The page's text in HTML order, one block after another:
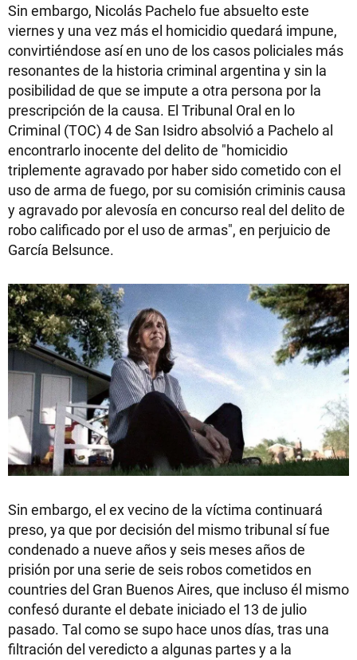
Sin embargo, Nicolás Pachelo fue absuelto este
viernes y una vez más el homicidio quedará impune,
convirtiéndose así en uno de los casos policiales más
resonantes de la historia criminal argentina y sin la
posibilidad de que se impute a otra persona por la
prescripción de la causa. El Tribunal Oral en lo
Criminal (TOC) 4 de San Isidro absolvió a Pachelo al
encontrarlo inocente del delito de "homicidio
triplemente agravado por haber sido cometido con el
uso de arma de fuego, por su comisión criminis causa
y agravado por alevosía en concurso real del delito de
robo calificado por el uso de armas", en perjuicio de
García Belsunce.
Sin embargo, el ex vecino de la víctima continuará
preso, ya que por decisión del mismo tribunal sí fue
condenado a nueve años y seis meses años de
prisión por una serie de seis robos cometidos en
countries del Gran Buenos Aires, que incluso él mismo
confesó durante el debate iniciado el 13 de julio
pasado. Tal como se supo hace unos días, tras una
filtración del veredicto a algunas partes y a la